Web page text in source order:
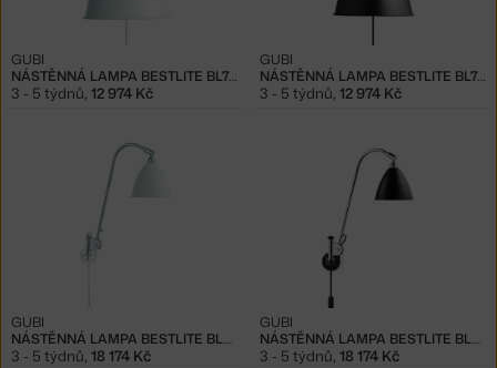
NÁSTĚNNÁ LAMPA BESTLITE BL7, MATT WHITE
GUBI
3 - 5 týdnů, 12 974 Kč
NÁSTĚNNÁ LAMPA BESTLITE BL7, BLACK
GUBI
3 - 5 týdnů, 12 974 Kč
NÁSTĚNNÁ LAMPA BESTLITE BL6, MATT WHITE
GUBI
3 - 5 týdnů, 18 174 Kč
NÁSTĚNNÁ LAMPA BESTLITE BL6, BLACK
GUBI
3 - 5 týdnů, 18 174 Kč